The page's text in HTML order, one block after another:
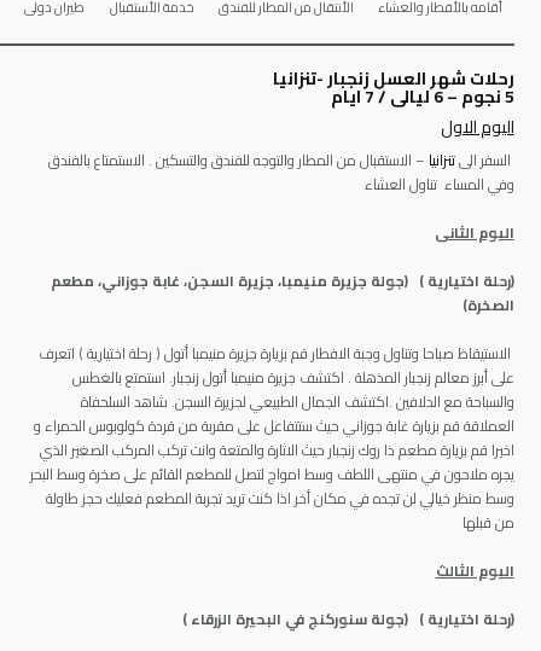
أقامه بالأفطار والعشاء الأنتقال من المطار للفندق خدمة الأستقبال طيران دولى
رحلات شهر العسل زنجبار -تنزانيا
5 نجوم – 6 ليالى / 7 ايام
اليوم الاول
السفر الىتنزانيا – الاستقبال من المطار والتوجه للفندق والتسكين . الاستمتاع بالفندق
وفي المساء تناول العشاء
اليوم الثانى
(رحلة اختيارية ) (جولة جزيرة منيمبا، جزيرة السجن، غابة جوزاني، مطعم
الصخرة)
الاستيقاظ صباحا وتناول وجبة الافطار قم بزيارة جزيرة منيمبا أتول ( رحلة اختيارية ) اتعرف
على أبرز معالم زنجبار المذهلة . اكتشف جزيرة منيمبا أتول زنجبار. استمتع بالغطس
والسباحة مع الدلافين .اكتشف الجمال الطبيعي لجزيرة السجن. شاهد السلحفاة
العملاقة قم بزيارة غابة جوزاني حيث ستتفاعل على مقربة من قردة كولوبوس الحمراء و
اخيرا قم بزيارة مطعم ذا روك زنجبار حيث الاثارة والمتعة وانت تركب المركب الصغير الذي
يجره ملاحون في منتهى اللطف وسط امواج لتصل للمطعم القائم على صخرة وسط البحر
وسط منظر خيالي لن تجده في مكان أخر اذا كنت تريد تجربة المطعم فعليك حجز طاولة
من قبلها
اليوم الثالث
(رحلة اختيارية ) (جولة سنوركنج في البحيرة الزرقاء )